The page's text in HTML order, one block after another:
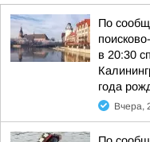
По
в 20:30
года
Вчера,